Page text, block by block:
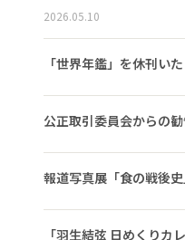
2026.05.10
「世界年鑑」を休刊い
公正取引委員会からの
報道写真展「食の戦後
「羽生結弦 日めくりカ